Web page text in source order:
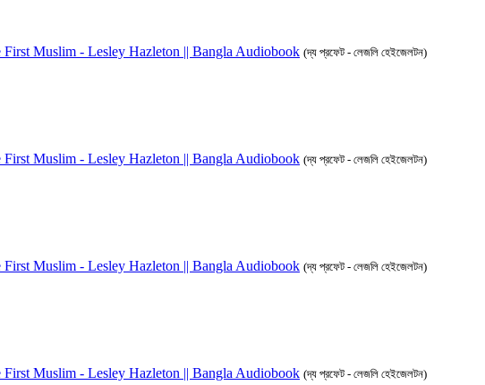
First Muslim - Lesley Hazleton || Bangla Audiobook (দ্য প্রফেট - লেজলি হেইজেলটন)
First Muslim - Lesley Hazleton || Bangla Audiobook (দ্য প্রফেট - লেজলি হেইজেলটন)
First Muslim - Lesley Hazleton || Bangla Audiobook (দ্য প্রফেট - লেজলি হেইজেলটন)
First Muslim - Lesley Hazleton || Bangla Audiobook (দ্য প্রফেট - লেজলি হেইজেলটন)